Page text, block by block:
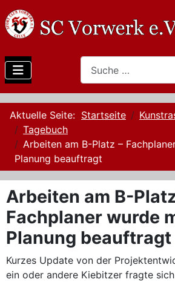
Search
Aktuelle Seite: Startseite
Tagebuch
Arbeiten am B-Platz –
Planung beauftragt
Arbeiten am B-
Fachplaner wurde
Planung beauftragt
Kurzes Update von der
ein oder andere Kiebitzer fragte